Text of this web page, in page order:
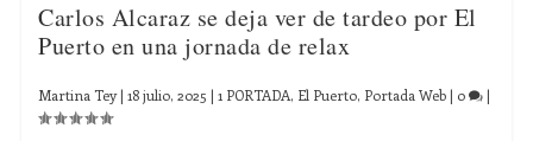
Carlos Alcaraz se deja ver de tardeo por El
Puerto en una jornada de relax
Martina Tey|18 julio, 2025 |1 PORTADA, El Puerto, Portada Web | 0 |